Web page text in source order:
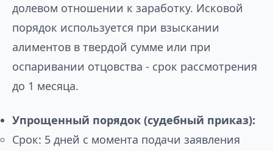
долевом отношении к заработку. Исковой
порядок используется при взыскании
алиментов в твердой сумме или при
оспаривании отцовства - срок рассмотрения
до 1 месяца.
Упрощенный порядок (судебный приказ):
Срок: 5 дней с момента подачи заявления